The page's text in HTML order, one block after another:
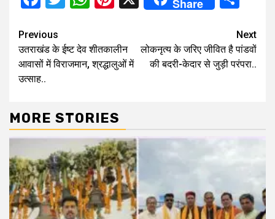
Share
Continue
Reading
Previous
उतराखंड के ईष्ट देव शीतकालीन
आवासों में विराजमान, श्रद्धालुओं में
उत्साह..
Next
लोकनृत्य के जरिए जीवित है पांडवों
की बदरी-केदार से जुड़ी परंपरा..
MORE STORIES